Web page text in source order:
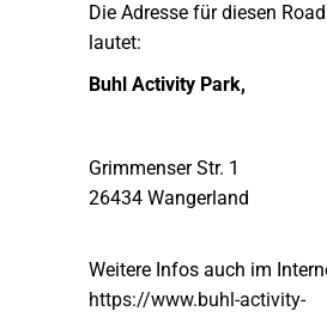
Die Adresse für diesen
lautet:
Buhl Activity Park,
Grimmenser Str. 1
26434 Wangerland
Weitere Infos auch im
https://www.buhl-activity-